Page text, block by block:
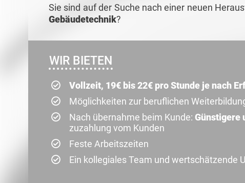
Sie sind auf der Suche nach einer neuen
Gebäudetechnik?
WIR BIETEN
Vollzeit, 19€ bis 22€ pro Stunde je nach
Möglichkeiten zur beruflichen
Nach übernahme beim Kunde: Günstigere
zuzahlung vom Kunden
Feste Arbeitszeiten
Ein kollegiales Team und wertschätzende